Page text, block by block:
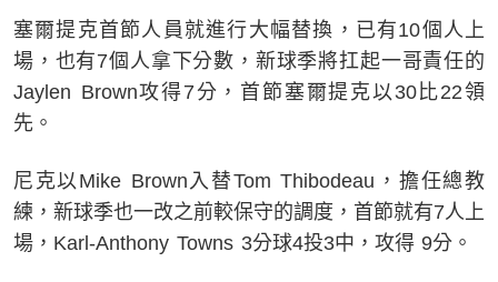
塞爾提克首節人員就進行大幅替換，已有10個人上
場，也有7個人拿下分數，新球季將扛起一哥責任的
Jaylen Brown攻得7分，首節塞爾提克以30比22領
先。
尼克以Mike Brown入替Tom Thibodeau，擔任總教
練，新球季也一改之前較保守的調度，首節就有7人上
場，Karl-Anthony Towns 3分球4投3中，攻得 9分。